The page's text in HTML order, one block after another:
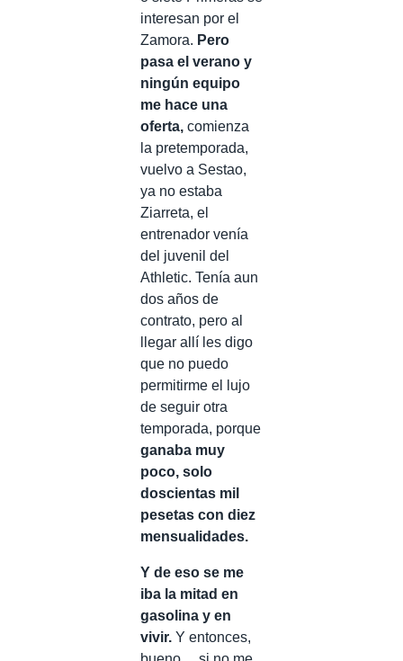
interesan por el
Zamora. Pero
pasa el verano y
ningún equipo
me hace una
oferta, comienza
la pretemporada,
vuelvo a Sestao,
ya no estaba
Ziarreta, el
entrenador venía
del juvenil del
Athletic. Tenía aun
dos años de
contrato, pero al
llegar allí les digo
que no puedo
permitirme el lujo
de seguir otra
temporada, porque
ganaba muy
poco, solo
doscientas mil
pesetas con diez
mensualidades.
Y de eso se me
iba la mitad en
gasolina y en
vivir. Y entonces,